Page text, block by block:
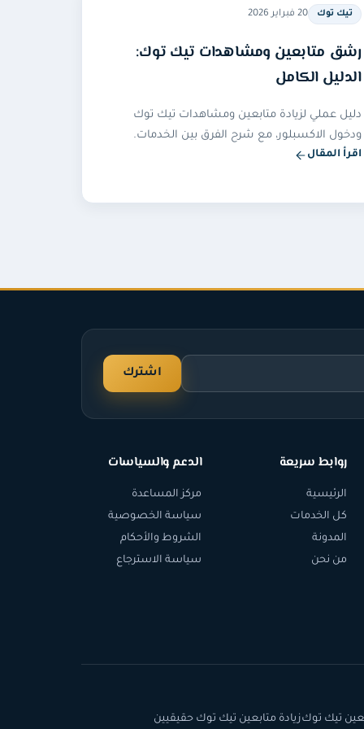
تيك توك 20 فبراير 2026
رشق متابعين ومشاهدات تيك توك:
الدليل الكامل
دليل عملي لزيادة متابعين ومشاهدات تيك توك
ودخول الاكسبلور، مع شرح الفرق بين الخدمات.
اقرأ المقال
اشترك
روابط سريعة
الرئيسية
كل الخدمات
المدونة
من نحن
الدعم والسياسات
مركز المساعدة
سياسة الخصوصية
الشروط والأحكام
سياسة الاسترجاع
تيك توكزيادة متابعين تيك توك حقيقيين